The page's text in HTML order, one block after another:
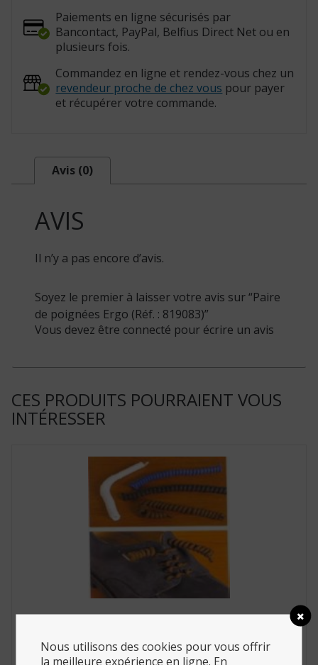
Paiements en ligne sécurisés par
Bancontact, PayPal, Belfius Direct Net ou en
plusieurs fois.
Commandez en ligne et rendez-vous chez un
revendeur proche de chez vous pour payer
et récupérer votre commande.
Avis (0)
AVIS
Il n’y a pas encore d’avis.
Soyez le premier à laisser votre avis sur “Paire
de poignées Ergo (Réf. : 819083)”
Vous devez être connecté pour écrire un avis
CES PRODUITS POURRAIENT VOUS
INTÉRESSER
13.20€
Nous utilisons des cookies pour vous offrir
la meilleure expérience en ligne. En